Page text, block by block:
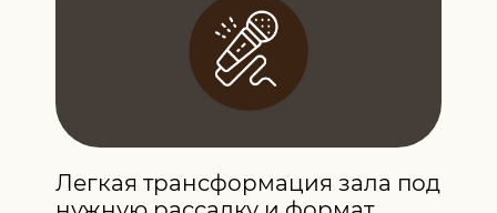
Легкая трансформация зала под